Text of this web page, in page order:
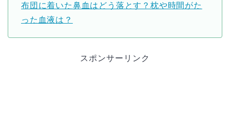
布団に着いた鼻血はどう落とす？枕や時間がた
った血液は？
スポンサーリンク